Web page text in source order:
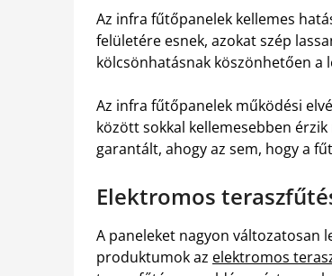
Az infra fűtőpanelek kellemes
felületére esnek, azokat szép
kölcsönhatásnak köszönhetően a
Az infra fűtőpanelek működési
között sokkal kellemesebben
garantált, ahogy az sem, hogy a
Elektromos
A paneleket nagyon változatosan
produktumok az elektromos